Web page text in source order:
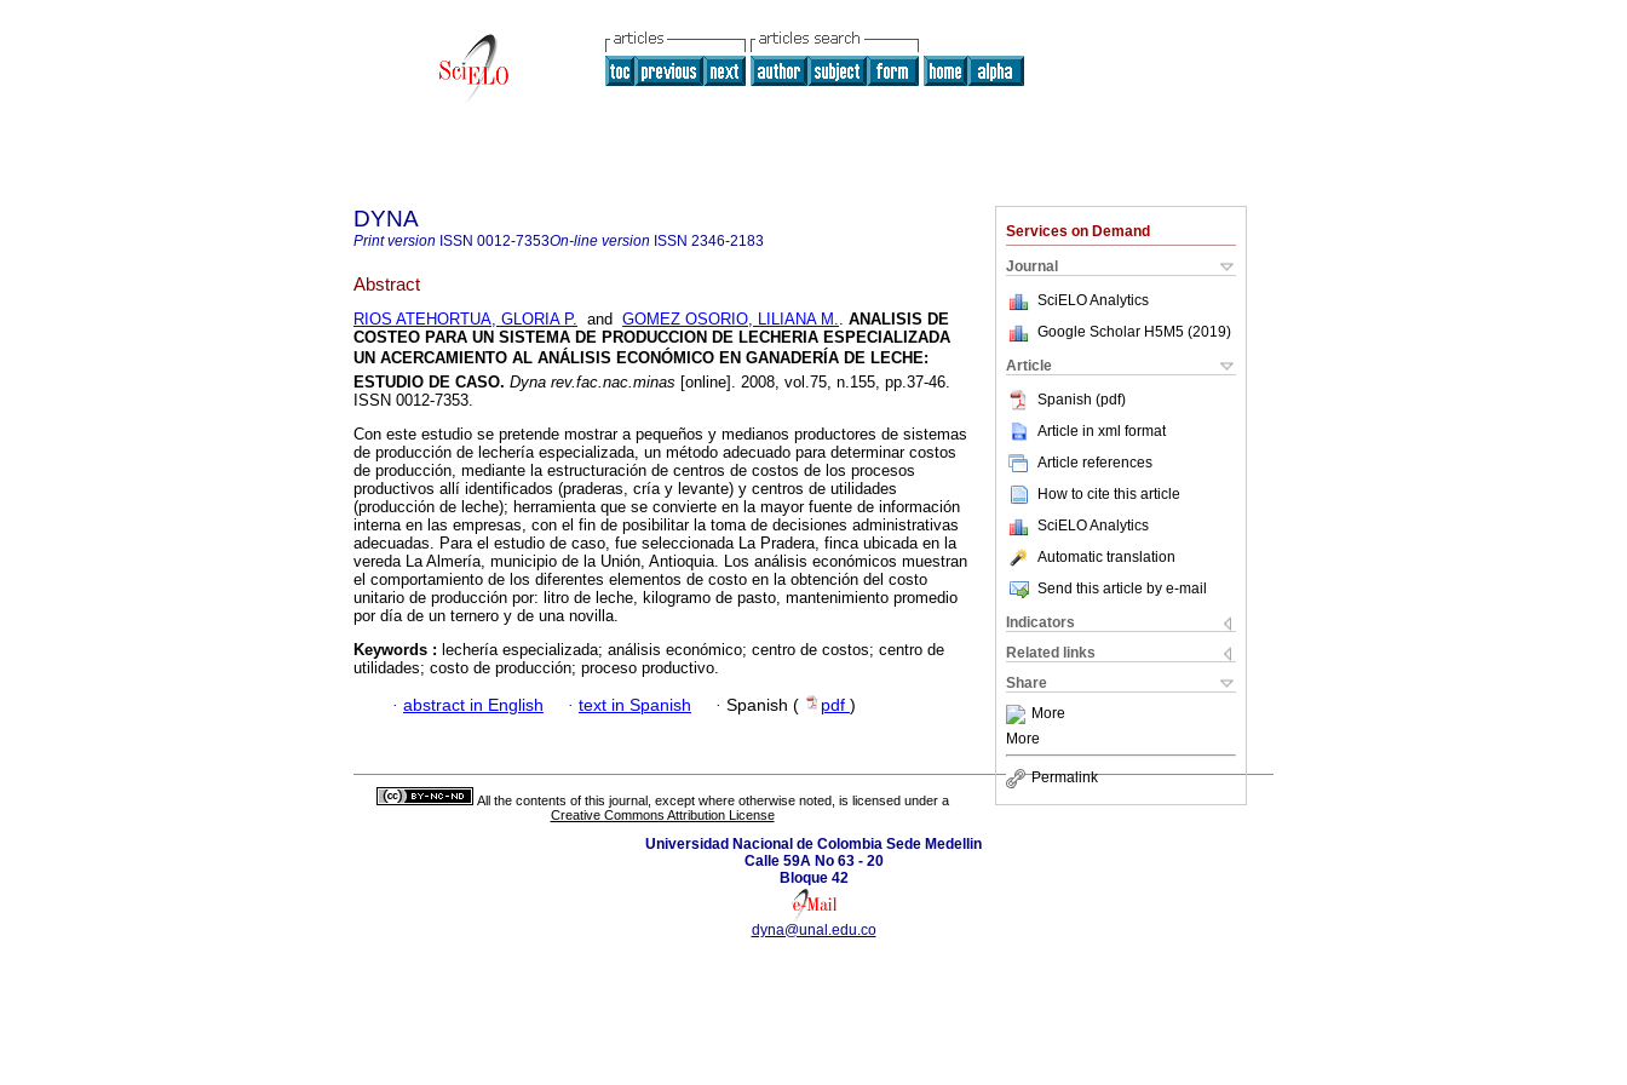
Services on Demand
Journal
SciELO Analytics
Google Scholar H5M5 (2019)
Article
Spanish (pdf)
Article in xml format
Article references
How to cite this article
SciELO Analytics
Automatic translation
Send this article by e-mail
Indicators
Related links
Share
More
More
Permalink
DYNA
Print version ISSN 0012-7353On-line version ISSN 2346-2183
Abstract
RIOS ATEHORTUA, GLORIA P. and GOMEZ OSORIO, LILIANA M.. ANALISIS DE
COSTEO PARA UN SISTEMA DE PRODUCCION DE LECHERIA ESPECIALIZADA
UN ACERCAMIENTO AL ANÁLISIS ECONÓMICO EN GANADERÍA DE LECHE:
ESTUDIO DE CASO. Dyna rev.fac.nac.minas [online]. 2008, vol.75, n.155, pp.37-46.
ISSN 0012-7353.
Con este estudio se pretende mostrar a pequeños y medianos productores de sistemas
de producción de lechería especializada, un método adecuado para determinar costos
de producción, mediante la estructuración de centros de costos de los procesos
productivos allí identificados (praderas, cría y levante) y centros de utilidades
(producción de leche); herramienta que se convierte en la mayor fuente de información
interna en las empresas, con el fin de posibilitar la toma de decisiones administrativas
adecuadas. Para el estudio de caso, fue seleccionada La Pradera, finca ubicada en la
vereda La Almería, municipio de la Unión, Antioquia. Los análisis económicos muestran
el comportamiento de los diferentes elementos de costo en la obtención del costo
unitario de producción por: litro de leche, kilogramo de pasto, mantenimiento promedio
por día de un ternero y de una novilla.
Keywords : lechería especializada; análisis económico; centro de costos; centro de
utilidades; costo de producción; proceso productivo.
· abstract in English · text in Spanish · Spanish ( pdf )
All the contents of this journal, except where otherwise noted, is licensed under a
Creative Commons Attribution License
Universidad Nacional de Colombia Sede Medellin
Calle 59A No 63 - 20
Bloque 42
dyna@unal.edu.co